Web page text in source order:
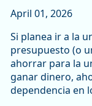
April 01, 2026
Si planea ir a la
presupuesto (o
ahorrar para la
ganar dinero,
dependencia en